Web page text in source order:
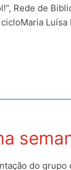
Rede de
Luísa
do grupo